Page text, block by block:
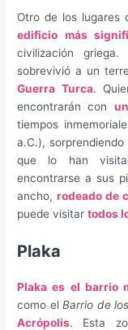
Otro de los lugares
edificio más
civilización
sobrevivió a un
Guerra Turca.
encontrarán con
tiempos
a.C.),
que lo han
encontrarse a sus
ancho, rodeado de
puede visitartodos
Plaka
Plaka es el barrio
como elBarrio de
Acrópolis. Esta